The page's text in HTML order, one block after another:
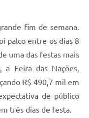
fim de semana.
palco entre os dias 8
uma das festas mais
a Feira das Nações,
R$ 490,7 mil em
de público
três dias de festa.